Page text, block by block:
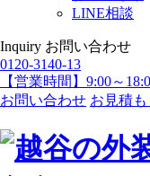
LINE相談
Inquiry お問い合わせ
0120-3140-13
【営業時間】9:00～
お問い合わせ お見積も